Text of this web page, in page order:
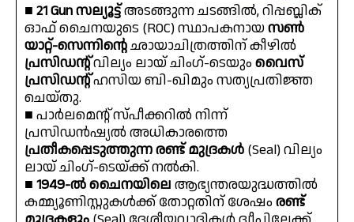
■ 21 Gun സല്യൂട്ട്അടങ്ങുന്ന ചടങ്ങിൽ, റിപ്പബ്ലിക്
ഓഫ് ചൈനയുടെ (ROC) സ്ഥാപകനായസൺ
യാറ്റ്-സെന്നിൻ്റെഛായാചിത്രത്തിന് കീഴിൽ
പ്രസിഡൻ്റ്വില്യം ലായ് ചിംഗ്-ടെയും വൈസ്
പ്രസിഡൻ്റ്ഹസിയ ബി-ഖിമും സത്യപ്രതിജ്ഞ
ചെയ്തു.
■ പാർലമെൻ്റ് സ്പീക്കറിൽ നിന്ന്
പ്രസിഡൻഷ്യൽ അധികാരത്തെ
പ്രതീകപ്പെടുത്തുന്ന രണ്ട് മുദ്രകൾ (Seal) വില്യം
ലായ് ചിംഗ്-ടെയ്ക്ക് നൽകി.
■ 1949-ൽ ചൈനയിലെ ആഭ്യന്തരയുദ്ധത്തിൽ
കമ്മ്യൂണിസ്റ്റുകൾക്ക് തോറ്റതിന് ശേഷം രണ്ട്